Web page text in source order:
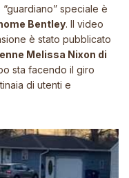
speciale è
Bentley. Il video
è stato pubblicato
Melissa Nixon di
sta facendo il giro
di utenti e